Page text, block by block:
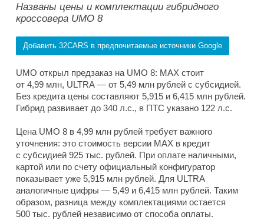
Названы цены и комплектации гибридного
кроссовера UMO 8
Добавить 32CARS в предпочитаемые источники Google
UMO открыл предзаказ на UMO 8: MAX стоит
от 4,99 млн, ULTRA — от 5,49 млн рублей с субсидией.
Без кредита цены составляют 5,915 и 6,415 млн рублей.
Гибрид развивает до 340 л.с., в ПТС указано 122 л.с.
Цена UMO 8 в 4,99 млн рублей требует важного
уточнения: это стоимость версии MAX в кредит
с субсидией 925 тыс. рублей. При оплате наличными,
картой или по счету официальный конфигуратор
показывает уже 5,915 млн рублей. Для ULTRA
аналогичные цифры — 5,49 и 6,415 млн рублей. Таким
образом, разница между комплектациями остается
500 тыс. рублей независимо от способа оплаты.